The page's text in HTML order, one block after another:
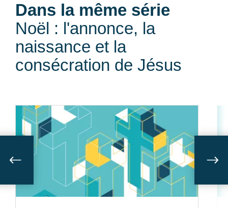
Dans la même série
Noël : l'annonce, la
naissance et la
consécration de Jésus